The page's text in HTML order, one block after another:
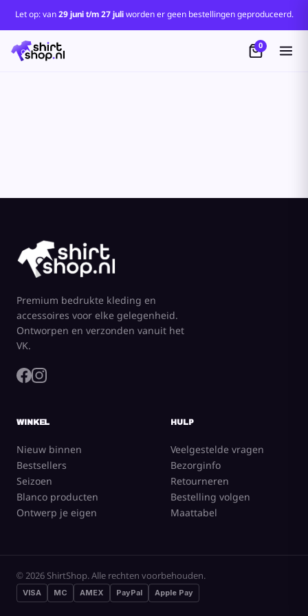
Let op: van29 juni t/m 27 juliworden er geen bestellingen geproduceerd.
0
CREATE NOW
Alles bekijken
Premium bedrukte kleding en
accessoires voor elke gelegenheid.
Ontworpen en verzonden vanuit het
VK.
WINKEL
Nieuw binnen
Bestsellers
Seizoen
Blanco producten
Ontwerp je eigen
HULP
Veelgestelde vragen
Bezorginfo
Retourneren
Bestelling volgen
Maattabel
© 2026 ShirtShop. Alle rechten voorbehouden.
VISA MC AMEX PayPal Apple Pay
Standaard
Price: Lowest First
Price: Highest First